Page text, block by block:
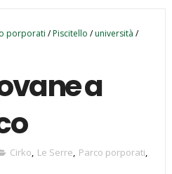
porporati /Piscitello /università /
a
Cirko, Le Serre, Parco porporati,